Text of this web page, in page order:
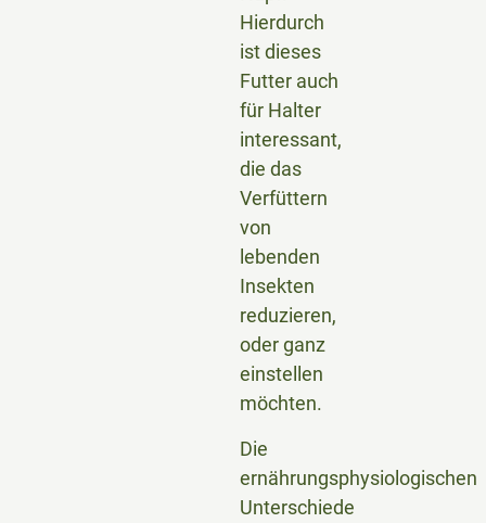
Hierdurch
ist dieses
Futter auch
für Halter
interessant,
die das
Verfüttern
von
lebenden
Insekten
reduzieren,
oder ganz
einstellen
möchten.
Die
ernährungsphysiologischen
Unterschiede